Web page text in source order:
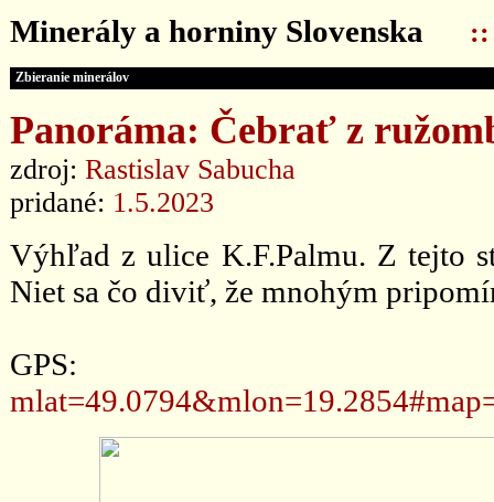
Minerály a horniny Slovenska ::
Zbieranie minerálov
Panoráma: Čebrať z
zdroj: Rastislav Sabucha
pridané: 1.5.2023
Výhľad z ulice K.F.Palmu. Z tejto
Niet sa čo diviť, že mnohým